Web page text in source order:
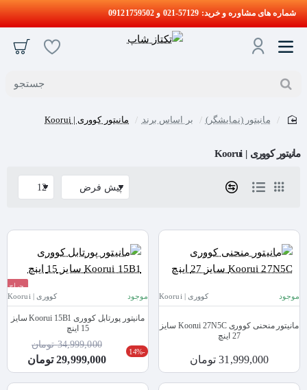
شماره های مشاوره و خرید: 57129-021 و 09121759502
جستجو
مانیتور (نمایشگر) بر اساس برند مانیتور کووری | Koorui
مانیتور کووری | Koorui
موجود کووری | Koorui
مانیتور منحنی کووری Koorui 27N5C سایز
27 اینچ
31,999,000 تومان
حراج
موجود
کووری | Koorui
مانیتور پورتابل کووری Koorui 15B1 سایز
15 اینچ
-14%
29,999,000 تومان
34,999,000 تومان